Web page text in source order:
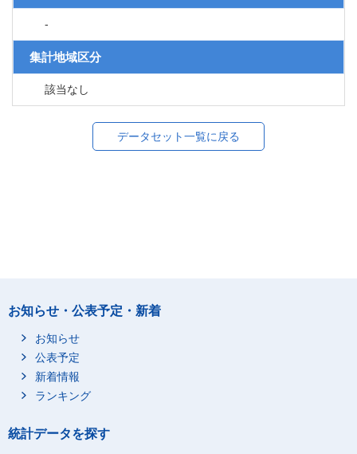
-
集計地域区分
該当なし
データセット一覧に戻る
お知らせ・公表予定・新着
お知らせ
公表予定
新着情報
ランキング
統計データを探す